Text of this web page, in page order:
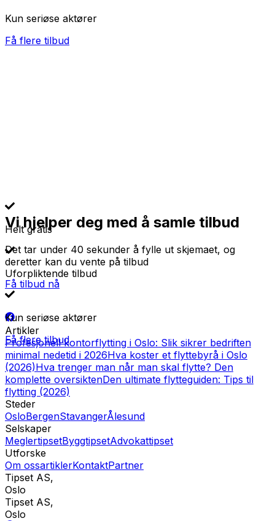
Kun seriøse aktører
Få flere tilbud
Helt gratis
Uforpliktende tilbud
Kun seriøse aktører
Få flere tilbud
Vi hjelper deg med å samle tilbud
Det tar under 40 sekunder å fylle ut skjemaet, og
deretter kan du vente på tilbud
Få tilbud nå
Artikler
Profesjonell kontorflytting i Oslo: Slik sikrer bedriften
minimal nedetid i 2026Hva koster et flyttebyrå i Oslo
(2026)Hva trenger man når man skal flytte? Den
komplette oversiktenDen ultimate flytteguiden: Tips til
flytting (2026)
Steder
OsloBergenStavangerÅlesund
Selskaper
MeglertipsetByggtipsetAdvokattipset
Utforske
Om ossartiklerKontaktPartner
Tipset AS,
Oslo
Tipset AS,
Oslo